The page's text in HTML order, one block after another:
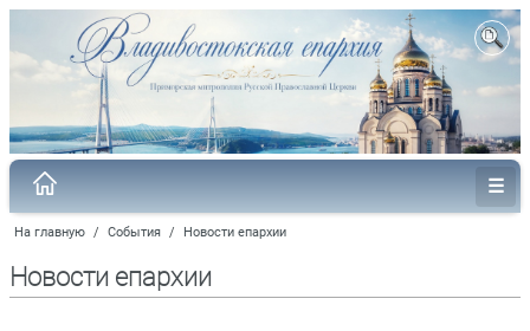
На главную / События / Новости епархии
Новости епархии